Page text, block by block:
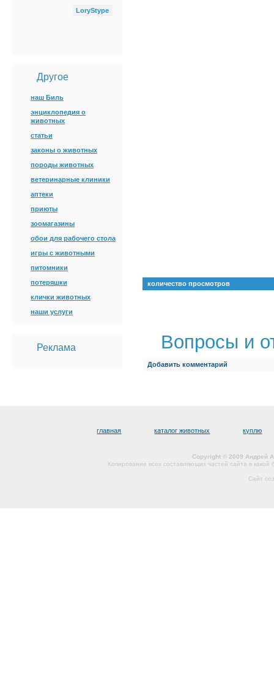
LoryStype
Другое
наш Биль
энциклопедия о
животных
статьи
законы о животных
породы животных
ветеринарные клиники
аптеки
приюты
зоомагазины
обои для рабочего стола
игры с животными
питомники
потеряшки
клички животных
наши услуги
Реклама
количество просмотров
Вопросы и
Добавить комментарий
главная каталог животных куплю
Copyright © 2009 Андрей
Копирование всех составляющих частей сайта в
Сайт